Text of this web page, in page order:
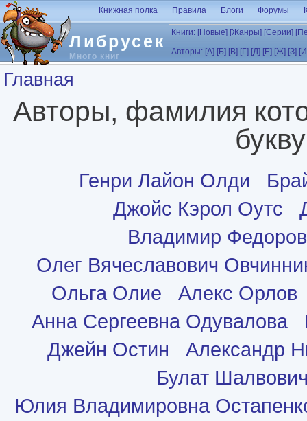
Перейти к основному содержанию
Либрусек
Много книг
Книжная полка Правила Блоги Форумы
Книги: [Новые] [Жанры] [Серии]
Авторы: [А] [Б] [В] [Г] [Д] [Е] [Ж] [З]
Вы здесь
Главная
Авторы, фамилия
Генри Лайон Олди
Джойс Кэрол Оутс
Владимир
Олег Вячеславович
Ольга Олие
Алекс Орлов
Анна Сергеевна Одувалова
Джейн Остин
Александр
Булат
Юлия Владимировна